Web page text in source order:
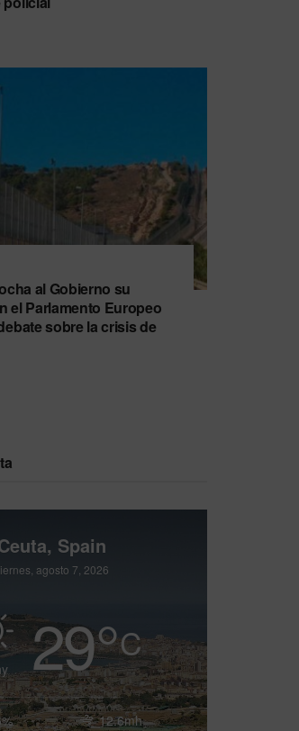
al Gobierno su
el Parlamento Europeo
sobre la crisis de
Spain
agosto 7, 2026
29°C
12.6mh